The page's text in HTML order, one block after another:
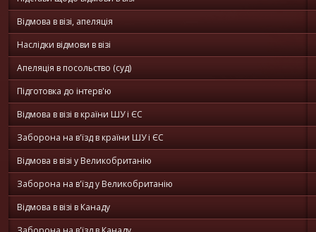
Відмова в візі, апеляція
Наслідки відмови в візі
Апеляція в посольство (суд)
Підготовка до інтерв'ю
Відмова в візі в країни ШУ і ЄС
Заборона на в'їзд в країни ШУ і ЄС
Відмова в візі у Великобританію
Заборона на в'їзд у Великобританію
Відмова в візі в Канаду